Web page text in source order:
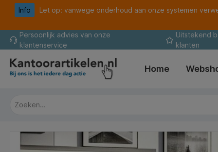
Ga naar de hoofdnavigatie
Info
Let op: vanwege onderhoud aan onze systemen
Persoonlijk advies van onze
klantenservice
Uitstekend
klanten
Home